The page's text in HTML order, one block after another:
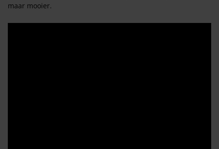
maar mooier.